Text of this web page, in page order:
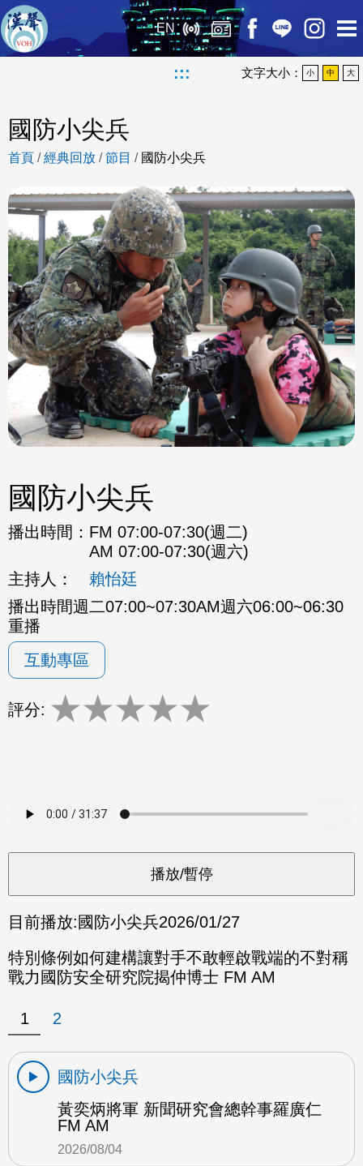
EN
::: 文字大小： 小 中 大
國防小尖兵
首頁 /經典回放 /節目 / 國防小尖兵
國防小尖兵
播出時間： FM 07:00-07:30(週二)
AM 07:00-07:30(週六)
主持人：
賴怡廷
播出時間週二07:00~07:30AM週六06:00~06:30
重播
互動專區
評分: ★★★★★
目前播放: 國防小尖兵2026/01/27
特別條例如何建構讓對手不敢輕啟戰端的不對稱
戰力國防安全研究院揭仲博士 FM AM
1 2
國防小尖兵
黃奕炳將軍 新聞研究會總幹事羅廣仁
FM AM
2026/08/04